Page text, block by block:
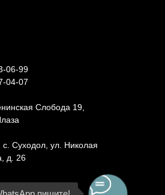
06-99
04-07
Слобода 19,
с. Суходол, ул. Николая
д. 26